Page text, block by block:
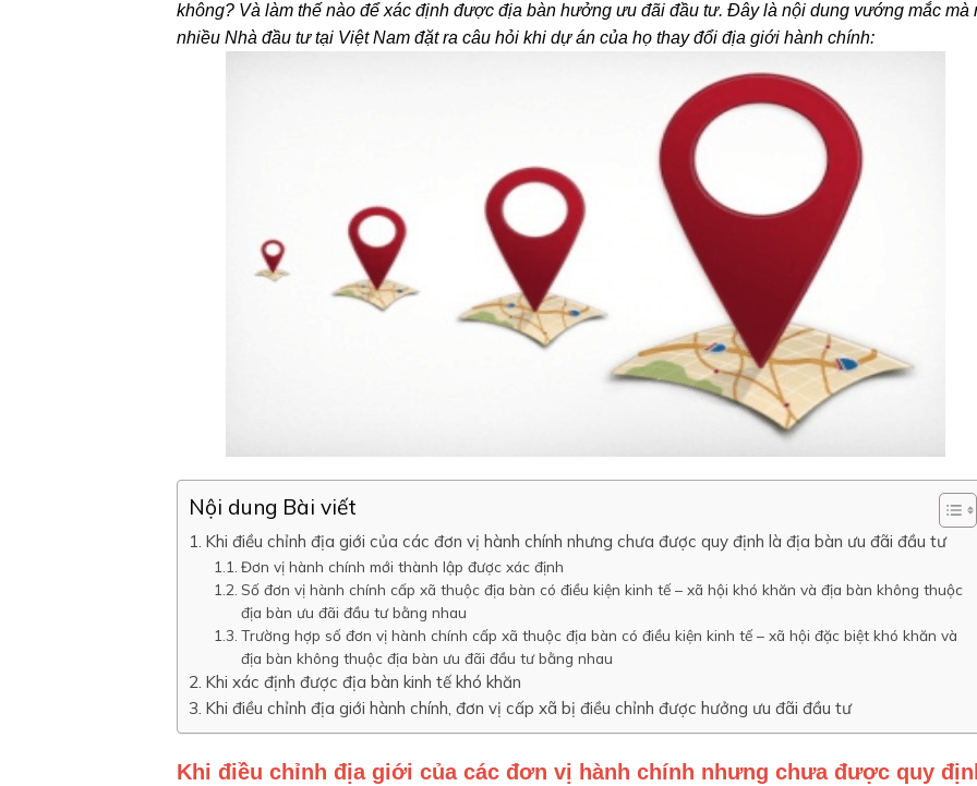
không? Và làm thế nào để xác định được địa bàn hưởng ưu đãi đầu tư. Đây là nội dung vướng mắc mà
nhiều Nhà đầu tư tại Việt Nam đặt ra câu hỏi khi dự án của họ thay đổi địa giới hành chính:
Nội dung Bài viết
Khi điều chỉnh địa giới của các đơn vị hành chính nhưng chưa được quy định là địa bàn ưu đãi đầu tư
Đơn vị hành chính mới thành lập được xác định
Số đơn vị hành chính cấp xã thuộc địa bàn có điều kiện kinh tế – xã hội khó khăn và địa bàn không thuộc
địa bàn ưu đãi đầu tư bằng nhau
Trường hợp số đơn vị hành chính cấp xã thuộc địa bàn có điều kiện kinh tế – xã hội đặc biệt khó khăn và
địa bàn không thuộc địa bàn ưu đãi đầu tư bằng nhau
Khi xác định được địa bàn kinh tế khó khăn
Khi điều chỉnh địa giới hành chính, đơn vị cấp xã bị điều chỉnh được hưởng ưu đãi đầu tư
Khi điều chỉnh địa giới của các đơn vị hành chính nhưng chưa được quy